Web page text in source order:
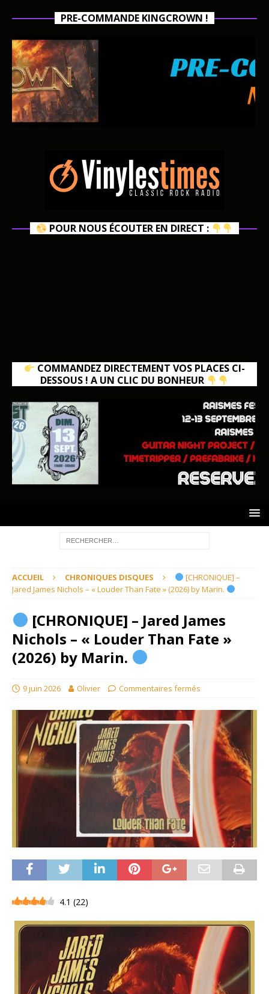
PRE-COMMANDE KINGCROWN !
POUR NOUS ÉCOUTER EN DIRECT :
COMMANDEZ DIRECTEMENT VOS PLACES CI-
DESSOUS ! A UN CLIC DU BONHEUR
ACCUEIL CHRONIQUES DISQUES
[CHRONIQUE] –
Jared James Nichols – « Louder Than Fate » (2026) by Marin.
[CHRONIQUE] – Jared James
Nichols – « Louder Than Fate »
(2026) by Marin.
9 juin 2026 Olivier Commentaires fermés
4.1 (22)